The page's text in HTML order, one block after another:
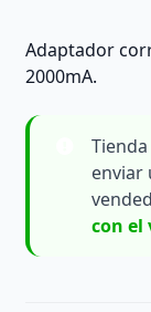
Adaptador
2000mA.
enviar
con el